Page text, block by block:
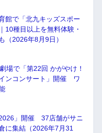
館で「北九キッズスポー
10種目以上を無料体験・
（2026年8月9日）
場で「第22回 かがやけ！
ンコンサート」開催 ワ
2026」開催 37店舗がサニ
に集結（2026年7月31